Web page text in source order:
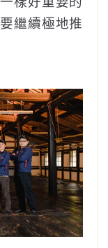
繼續極地推